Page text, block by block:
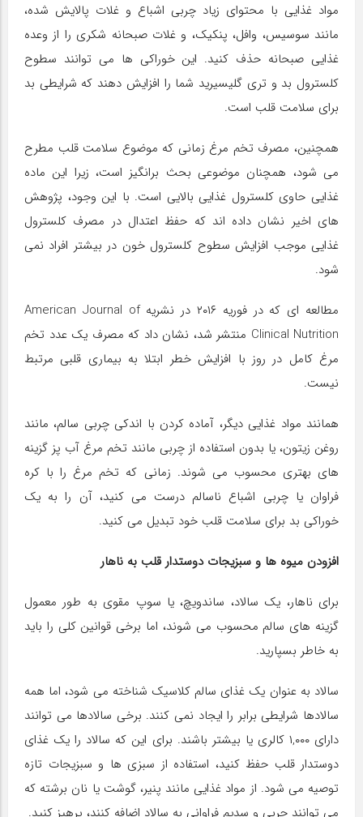
مواد غذایی با محتوای زیاد چربی اشباع و غلات پالایش شده،
مانند سوسیس، وافل، پنکیک، و غلات صبحانه شکری را از وعده
غذایی صبحانه حذف کنید. این خوراکی ها می توانند سطوح
کلسترول بد و تری گلیسیرید شما را افزایش دهند که شرایطی بد
برای سلامت قلب است.
همچنین، مصرف تخم مرغ زمانی که موضوع سلامت قلب مطرح
می شود، همچنان موضوعی بحث برانگیز است، زیرا این ماده
غذایی حاوی کلسترول غذایی بالایی است. با این وجود، پژوهش
های اخیر نشان داده اند که حفظ اعتدال در مصرف کلسترول
غذایی موجب افزایش سطوح کلسترول خون در بیشتر افراد نمی
شود.
مطالعه ای که در فوریه ۲۰۱۶ در نشریه American Journal of
Clinical Nutrition منتشر شد، نشان داد که مصرف یک عدد تخم
مرغ کامل در روز با افزایش خطر ابتلا به بیماری قلبی مرتبط
نیست.
همانند مواد غذایی دیگر، آماده کردن با اندکی چربی سالم، مانند
روغن زیتون، یا بدون استفاده از چربی مانند تخم مرغ آب پز گزینه
های بهتری محسوب می شوند. زمانی که تخم مرغ را با کره
فراوان یا چربی اشباع ناسالم درست می کنید، آن را به یک
خوراکی بد برای سلامت قلب خود تبدیل می کنید.
افزودن میوه ها و سبزیجات دوستدار قلب به ناهار
برای ناهار، یک سالاد، ساندویچ، یا سوپ مقوی به طور معمول
گزینه های سالم محسوب می شوند، اما برخی قوانین کلی را باید
به خاطر بسپارید.
سالاد به عنوان یک غذای سالم کلاسیک شناخته می شود، اما همه
سالادها شرایطی برابر را ایجاد نمی کنند. برخی سالادها می توانند
دارای ۱,۰۰۰ کالری یا بیشتر باشند. برای این که سالاد را یک غذای
دوستدار قلب حفظ کنید، استفاده از سبزی ها و سبزیجات تازه
توصیه می شود. از مواد غذایی مانند پنیر، گوشت یا نان برشته که
می توانند چربی و سدیم فراوانی به سالاد اضافه کنند، پرهیز کنید.